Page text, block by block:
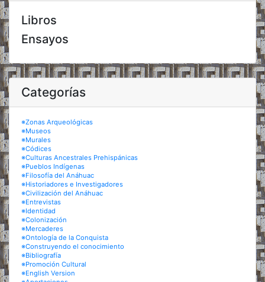
Libros
Ensayos
Categorías
※Zonas Arqueológicas
※Museos
※Murales
※Códices
※Culturas Ancestrales Prehispánicas
※Pueblos Indígenas
※Filosofía del Anáhuac
※Historiadores e Investigadores
※Civilización del Anáhuac
※Entrevistas
※Identidad
※Colonización
※Mercaderes
※Ontología de la Conquista
※Construyendo el conocimiento
※Bibliografía
※Promoción Cultural
※English Version